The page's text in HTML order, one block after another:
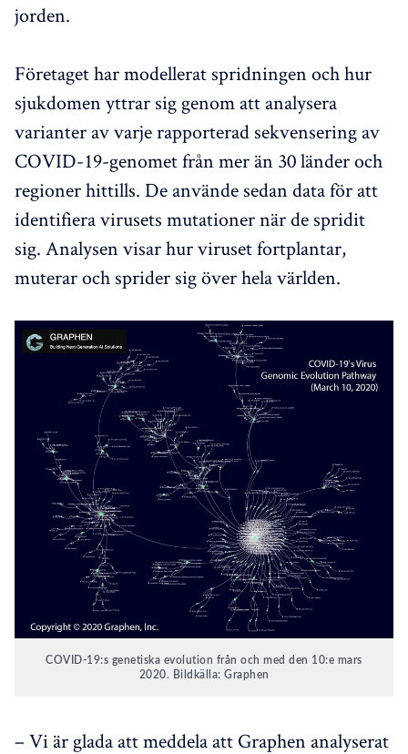
jorden.
Företaget har modellerat spridningen och hur
sjukdomen yttrar sig genom att analysera
varianter av varje rapporterad sekvensering av
COVID-19-genomet från mer än 30 länder och
regioner hittills. De använde sedan data för att
identifiera virusets mutationer när de spridit
sig. Analysen visar hur viruset fortplantar,
muterar och sprider sig över hela världen.
COVID-19:s genetiska evolution från och med den 10:e mars
2020. Bildkälla: Graphen
– Vi är glada att meddela att Graphen analyserat